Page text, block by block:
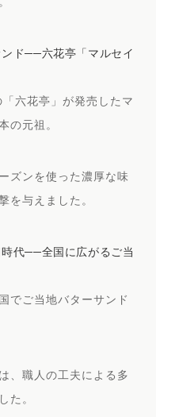
ド──六花亭「マルセイ
六花亭」が発売したマ
の元祖。
ズンを使った濃厚な味
を与えました。
代──全国に広がるご当
でご当地バターサンド
、職人の工夫による多
た。